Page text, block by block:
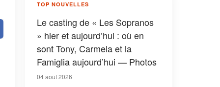
TOP NOUVELLES
Le casting de « Les Sopranos
» hier et aujourd’hui : où en
sont Tony, Carmela et la
Famiglia aujourd’hui — Photos
04 août 2026